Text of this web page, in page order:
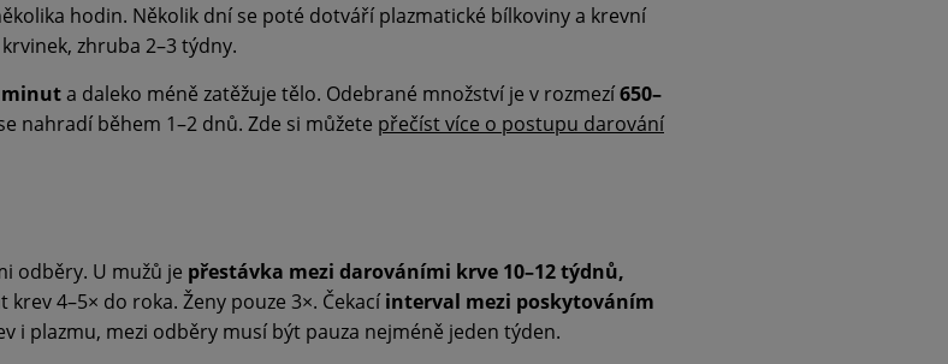
hodin. Několik dní se poté dotváří plazmatické bílkoviny a krevní
zhruba 2–3 týdny.
minuta daleko méně zatěžuje tělo. Odebrané množství je v rozmezí650–
nahradí během 1–2 dnů. Zde si můžete přečíst více o postupu darování
odběry. U mužů je přestávka mezi darováními krve 10–12 týdnů,
4–5× do roka. Ženy pouze 3×. Čekacíinterval mezi poskytováním
i plazmu, mezi odběry musí být pauza nejméně jeden týden.